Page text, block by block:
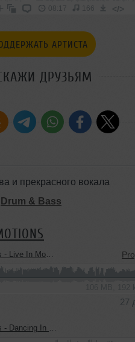
08:17 166 </>
АРТИСТА
ДРУЗЬЯМ
и прекрасного вокала
Drum & Bass
In Moscow 2011
27
In The Rain